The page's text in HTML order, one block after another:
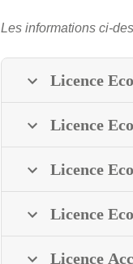
Les informations ci-
Licence
Licence
Licence
Licence
Licence